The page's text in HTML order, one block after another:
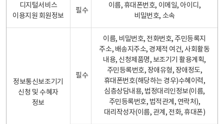
디지털서비스
이용지원 회원정보
필수
이름, 휴대폰번호, 이메일, 아이디,
비밀번호, 소속
정보통신보조기기
신청 및 수혜자
정보
필수
이름, 비밀번호, 전화번호, 주민등록지
주소, 배송지주소, 경제적 여건, 사회활동
내용, 신청제품명, 보조기기 활용계획,
주민등록번호, 장애유형, 장애정도,
휴대폰번호(해당하는 경우)수혜이력,
심층상담내용, 법정대리인정보(이름,
주민등록번호, 법적관계, 연락처),
대리작성자(이름, 관계, 전화, 휴대폰)